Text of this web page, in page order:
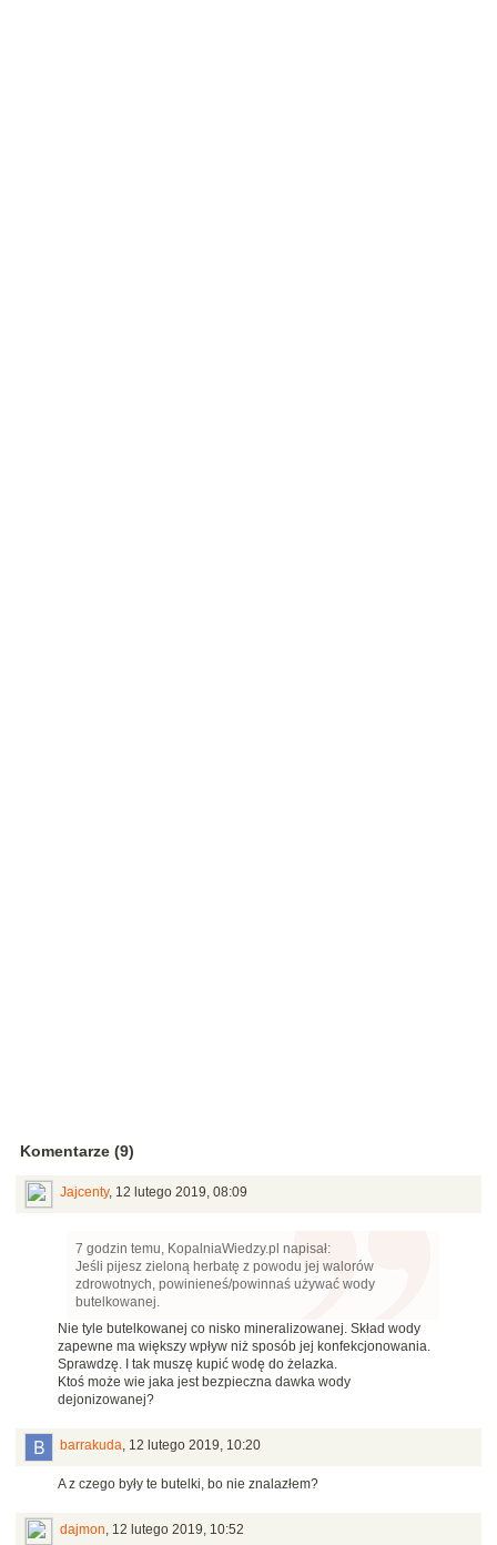
Komentarze (9)
Jajcenty, 12 lutego 2019, 08:09
7 godzin temu, KopalniaWiedzy.pl napisał:
Jeśli pijesz zieloną herbatę z powodu jej walorów
zdrowotnych, powinieneś/powinnaś używać wody
butelkowanej.
Nie tyle butelkowanej co nisko mineralizowanej. Skład wody
zapewne ma większy wpływ niż sposób jej konfekcjonowania.
Sprawdzę. I tak muszę kupić wodę do żelazka.
Ktoś może wie jaka jest bezpieczna dawka wody
dejonizowanej?
barrakuda, 12 lutego 2019, 10:20
A z czego były te butelki, bo nie znalazłem?
dajmon, 12 lutego 2019, 10:52